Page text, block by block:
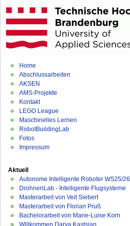
Home
Abschlussarbeiten
AKSEN
AMS-Projekte
Kontakt
LEGO League
Maschinelles Lernen
RobotBuildingLab
Fotos
Impressum
Aktuell
Autonome Intelligente Roboter WS25/26
DrohnenLab - Intelligente Flugsysteme
Masterarbeit von Veit Siebert
Masterarbeit von Florian Pruß
Bachelorarbeit von Marie-Luise Korn
Willkommen Darya Kastsian